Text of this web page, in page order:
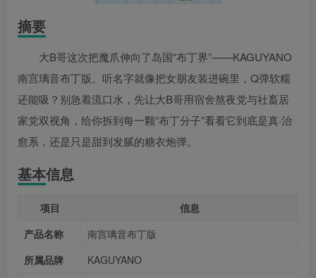
摘要
大B哥这次把魔爪伸向了岛国“布丁界”——KAGUYANO
南宫璃音布丁版。听名字就像把女朋友装进碗里，Q弹软糯
还能吸？别急着流口水，先让大B哥用宿舍熬夜党与社畜居
家党双视角，给你拆到每一颗“布丁分子”看看它到底是真·治
愈系，还是只是甜到发腻的糖衣炮弹。
基本信息
项目
信息
产品名称
南宫璃音布丁版
所属品牌
KAGUYANO